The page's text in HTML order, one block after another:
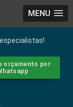
MENU
orçamento por